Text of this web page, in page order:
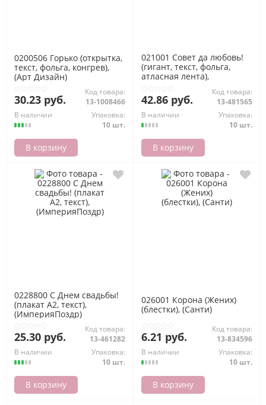
0200506 Горько (открытка,
текст, фольга, конгрев),
(Арт Дизайн)
30.23 руб.
Код товара:
13-1008466
В наличии
Упаковка:
10 шт.
В корзину
021001 Совет да любовь!
(гигант, текст, фольга,
атласная лента),
42.86 руб.
Код товара:
13-481565
В наличии
Упаковка:
10 шт.
В корзину
0228800 С Днем свадьбы!
(плакат А2, текст),
(ИмперияПоздр)
25.30 руб.
Код товара:
13-461282
В наличии
Упаковка:
10 шт.
В корзину
026001 Корона (Жених)
(блестки), (Санти)
6.21 руб.
Код товара:
13-834596
В наличии
Упаковка:
10 шт.
В корзину